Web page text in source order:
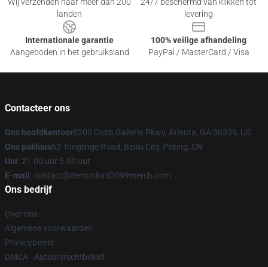
landen
levering
Internationale garantie
Aangeboden in het gebruiksland
100% veilige afhandeling
PayPal / MasterCard / Visa
Contacteer ons
Ons hoofdkantoor8200 Cobb Galleria Pkwy, Atlanta, GA 30339, US
Ons pakhuis62 Tonglinge Road, Beiliu City, Peking, CN
Uur: 21.00 uur 5.00 uur
E-mail : contact@demonlord2099merch.com
Ons bedrijf
Over ons
Algemene voorwaarden
Privacybeleid
DMCA - Auteursrechtbeleid